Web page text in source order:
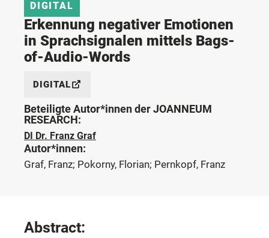
DIGITAL
Erkennung negativer Emotionen
in Sprachsignalen mittels Bags-
of-Audio-Words
DIGITAL
Beteiligte Autor*innen der JOANNEUM
RESEARCH:
DI Dr. Franz Graf
Autor*innen:
Graf, Franz; Pokorny, Florian; Pernkopf, Franz
Abstract: